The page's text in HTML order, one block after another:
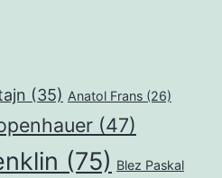
(35) Anatol Frans (26)
(47)
(75) Blez Paskal